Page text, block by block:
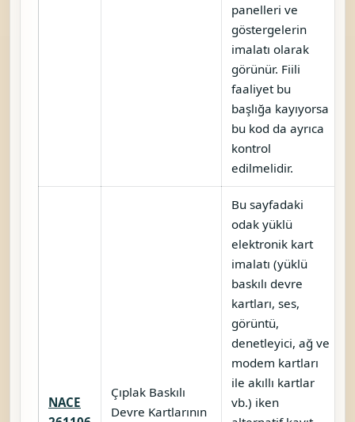
panelleri ve
göstergelerin
imalatı olarak
görünür. Fiili
faaliyet bu
başlığa kayıyorsa
bu kod da ayrıca
kontrol
edilmelidir.
NACE
Çıplak Baskılı
Devre Kartlarının
Bu sayfadaki
odak yüklü
elektronik kart
imalatı (yüklü
baskılı devre
kartları, ses,
görüntü,
denetleyici, ağ ve
modem kartları
ile akıllı kartlar
vb.) iken